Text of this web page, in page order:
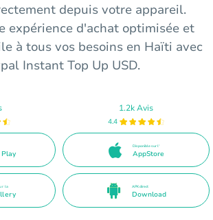
depuis votre appareil.
expérience d'achat optimisée et
à tous vos besoins en Haïti avec
Instant Top Up USD.
1.2k Avis
4.4
Disponible sur l'
AppStore
la APK direct
Download